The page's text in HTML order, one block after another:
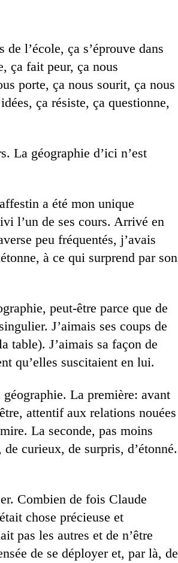
l’école, ça s’éprouve dans
ça fait peur, ça nous
porte, ça nous sourit, ça nous
ça résiste, ça questionne,
La géographie d’ici n’est
a été mon unique
l’un de ses cours. Arrivé en
peu fréquentés, j’avais
à ce qui surprend par son
peut-être parce que de
J’aimais ses coups de
table). J’aimais sa façon de
qu’elles suscitaient en lui.
La première: avant
attentif aux relations nouées
La seconde, pas moins
curieux, de surpris, d’étonné.
Combien de fois Claude
chose précieuse et
pas les autres et de n’être
de se déployer et, par là, de